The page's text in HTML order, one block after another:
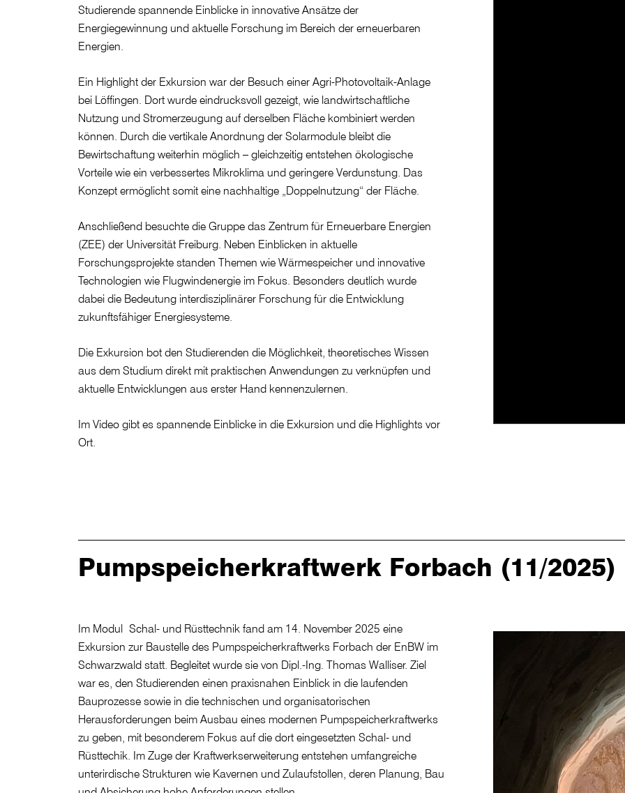
Studierende spannende Einblicke in innovative Ansätze der
Energiegewinnung und aktuelle Forschung im Bereich der erneuerbaren
Energien.
Ein Highlight der Exkursion war der Besuch einer Agri-Photovoltaik-Anlage
bei Löffingen. Dort wurde eindrucksvoll gezeigt, wie landwirtschaftliche
Nutzung und Stromerzeugung auf derselben Fläche kombiniert werden
können. Durch die vertikale Anordnung der Solarmodule bleibt die
Bewirtschaftung weiterhin möglich – gleichzeitig entstehen ökologische
Vorteile wie ein verbessertes Mikroklima und geringere Verdunstung. Das
Konzept ermöglicht somit eine nachhaltige „Doppelnutzung“ der Fläche.
Anschließend besuchte die Gruppe das Zentrum für Erneuerbare Energien
(ZEE) der Universität Freiburg. Neben Einblicken in aktuelle
Forschungsprojekte standen Themen wie Wärmespeicher und innovative
Technologien wie Flugwindenergie im Fokus. Besonders deutlich wurde
dabei die Bedeutung interdisziplinärer Forschung für die Entwicklung
zukunftsfähiger Energiesysteme.
Die Exkursion bot den Studierenden die Möglichkeit, theoretisches Wissen
aus dem Studium direkt mit praktischen Anwendungen zu verknüpfen und
aktuelle Entwicklungen aus erster Hand kennenzulernen.
Im Video gibt es spannende Einblicke in die Exkursion und die Highlights vor
Ort.
Pumpspeicherkraftwerk Forbach (11/2025)
Im Modul Schal- und Rüsttechnik fand am 14. November 2025 eine
Exkursion zur Baustelle des Pumpspeicherkraftwerks Forbach der EnBW im
Schwarzwald statt. Begleitet wurde sie von Dipl.-Ing. Thomas Walliser. Ziel
war es, den Studierenden einen praxisnahen Einblick in die laufenden
Bauprozesse sowie in die technischen und organisatorischen
Herausforderungen beim Ausbau eines modernen Pumpspeicherkraftwerks
zu geben, mit besonderem Fokus auf die dort eingesetzten Schal- und
Rüsttechik. Im Zuge der Kraftwerkserweiterung entstehen umfangreiche
unterirdische Strukturen wie Kavernen und Zulaufstollen, deren Planung, Bau